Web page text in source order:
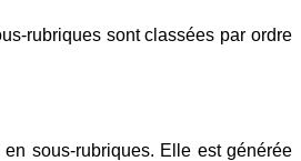
rubriques sont classées par ordre
sous-rubriques. Elle est générée